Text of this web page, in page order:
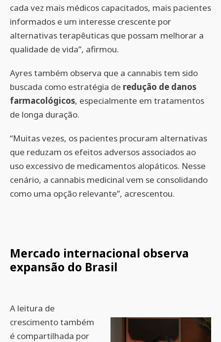
cada vez mais médicos capacitados, mais pacientes
informados e um interesse crescente por
alternativas terapêuticas que possam melhorar a
qualidade de vida”, afirmou.
Ayres também observa que a cannabis tem sido
buscada como estratégia de redução de danos
farmacológicos, especialmente em tratamentos
de longa duração.
“Muitas vezes, os pacientes procuram alternativas
que reduzam os efeitos adversos associados ao
uso excessivo de medicamentos alopáticos. Nesse
cenário, a cannabis medicinal vem se consolidando
como uma opção relevante”, acrescentou.
Mercado internacional observa
expansão do Brasil
A leitura de
crescimento também
é compartilhada por